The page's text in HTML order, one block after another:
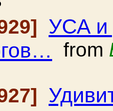
УСА и
from